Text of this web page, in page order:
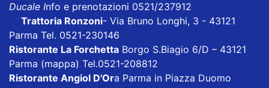
Ducale Info e prenotazioni 0521/237912
Trattoria Ronzoni- Via Bruno Longhi, 3 - 43121
Parma Tel. 0521-230146
Ristorante La Forchetta Borgo S.Biagio 6/D – 43121
Parma (mappa) Tel.0521-208812
Ristorante Angiol D'Ora Parma in Piazza Duomo